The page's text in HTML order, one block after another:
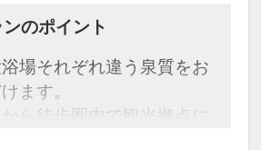
のポイント
場それぞれ違う泉質をお
ます。
ら徒歩圏内で観光拠点に